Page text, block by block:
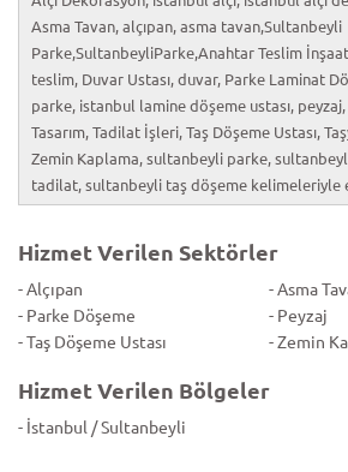
Asma Tavan, alçıpan, asma tavan,Sultanbeyli
Parke,SultanbeyliParke,Anahtar Teslim
teslim, Duvar Ustası, duvar, Parke Laminat
parke, istanbul lamine döşeme ustası, peyzaj,
Tasarım, Tadilat İşleri, Taş Döşeme Ustası,
Zemin Kaplama, sultanbeyli parke,
tadilat, sultanbeyli taş döşeme kelimeleriyle
Hizmet Verilen Sektörler
- Alçıpan
- Asma
- Parke Döşeme
- Peyzaj
- Taş Döşeme Ustası
- Zemin
Hizmet Verilen Bölgeler
- İstanbul / Sultanbeyli